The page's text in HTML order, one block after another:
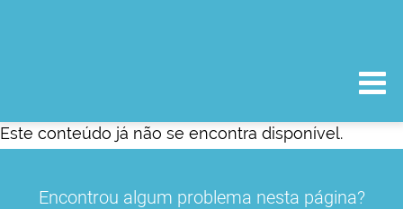
Este conteúdo já não se encontra disponível.
Encontrou algum problema nesta página?